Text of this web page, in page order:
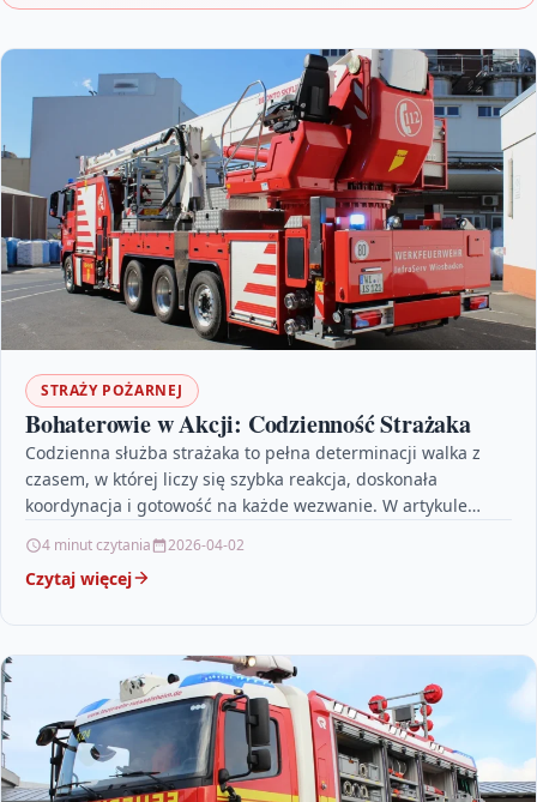
STRAŻY POŻARNEJ
Bohaterowie w Akcji: Codzienność Strażaka
Codzienna służba strażaka to pełna determinacji walka z
czasem, w której liczy się szybka reakcja, doskonała
koordynacja i gotowość na każde wezwanie. W artykule…
4 minut czytania 2026-04-02
Czytaj więcej